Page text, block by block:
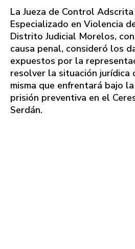
La Jueza de Control
Especializado en Violencia
Distrito Judicial Morelos,
causa penal, consideró los
expuestos por la
resolver la situación jurídica
misma que enfrentará bajo
prisión preventiva en el
Serdán.